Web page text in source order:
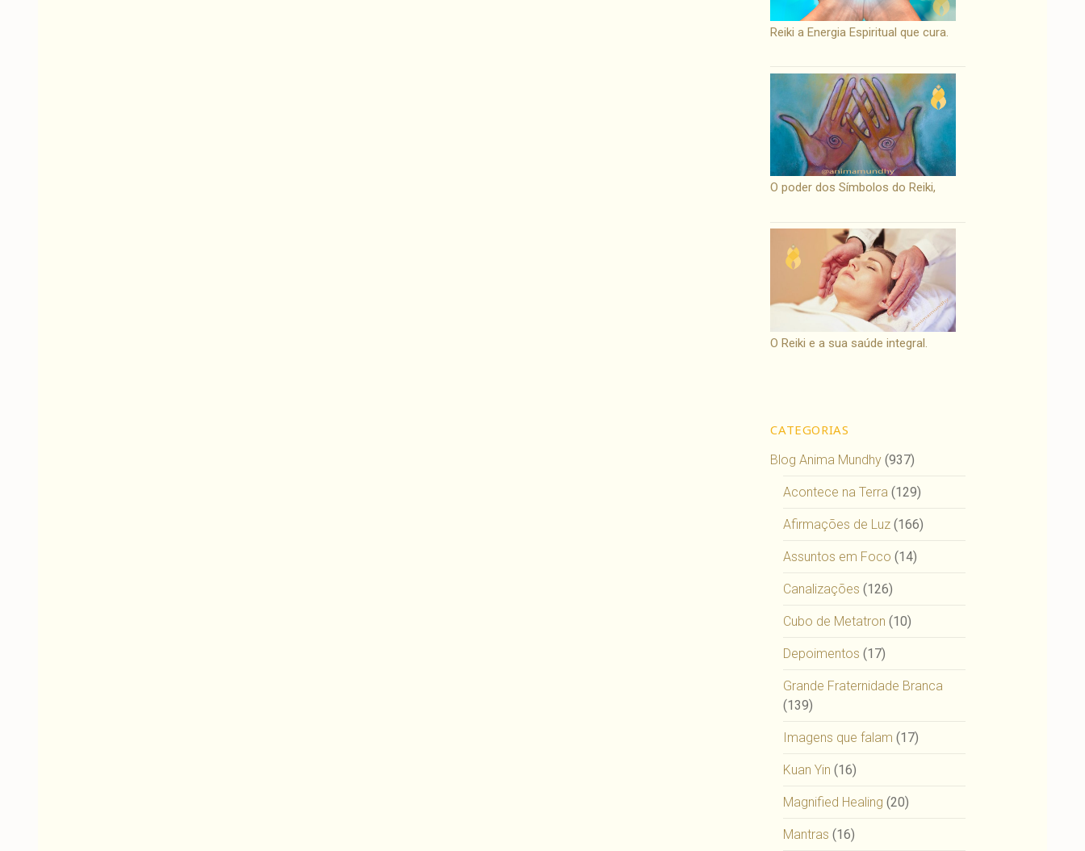
Reiki a Energia Espiritual que cura.
O poder dos Símbolos do Reiki,
O Reiki e a sua saúde integral.
CATEGORIAS
Blog Anima Mundhy (937)
Acontece na Terra (129)
Afirmações de Luz (166)
Assuntos em Foco (14)
Canalizações (126)
Cubo de Metatron (10)
Depoimentos (17)
Grande Fraternidade Branca
(139)
Imagens que falam (17)
Kuan Yin (16)
Magnified Healing (20)
Mantras (16)